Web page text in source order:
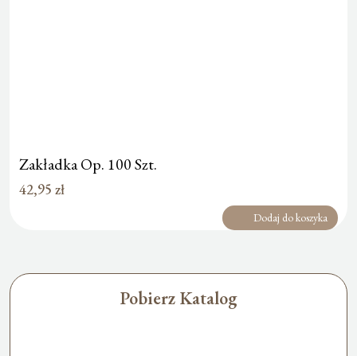
Zakładka Op. 100 Szt.
42,95 zł
Dodaj do koszyka
Pobierz Katalog